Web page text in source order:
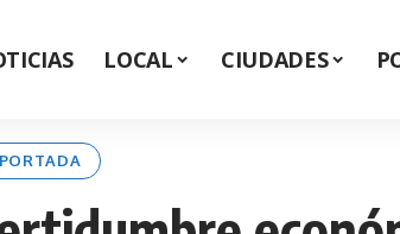
LOCAL CIUDADES
PORTADA